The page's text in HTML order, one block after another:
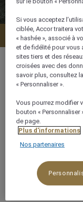
3 x
À propos
Si vous acceptez
ciblée, Accor traitera
« hashée », associé à
et de fidélité pour vous
sites tiers et des
croisées avec des
savoir plus, consultez
« Personnaliser ».
Vous pourrez modifier
bouton « Personnaliser
de page.
Plus d'informations
Nos partenaires